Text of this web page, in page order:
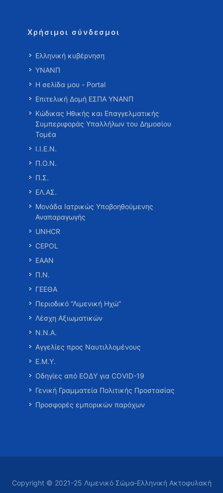
Χρήσιμοι σύνδεσμοι
Ελληνική κυβέρνηση
ΥΝΑΝΠ
Η σελίδα μου - Portal
Επιτελική Δομή ΕΣΠΑ ΥΝΑΝΠ
Κώδικας Ηθικής και Επαγγελματικής
Συμπεριφοράς Υπαλλήλων του Δημοσίου
Τομέα
Ι.Ι.Ε.Ν.
Π.Ο.Ν.
Π.Σ.
ΕΛ.ΑΣ.
Μονάδα Ιατρικώς Υποβοηθούμενης
Αναπαραγωγής
UNHCR
CEPOL
ΕΑΑΝ
Π.Ν.
ΓΕΕΘΑ
Περιοδικό “Λιμενική Ηχώ”
Λέσχη Αξιωματικών
Ν.Ν.Α.
Αγγελίες προς Ναυτιλλομένους
Ε.Μ.Υ.
Οδηγίες από ΕΟΔΥ για COVID-19
Γενική Γραμματεία Πολιτικής Προστασίας
Προσφορές εμπορικών παρόχων
Copyright © 2021-25 Λιμενικό Σώμα-Ελληνική Ακτοφυλακή